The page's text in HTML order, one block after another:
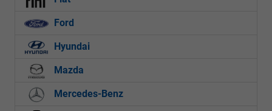
Ford
Hyundai
Mazda
Mercedes-Benz